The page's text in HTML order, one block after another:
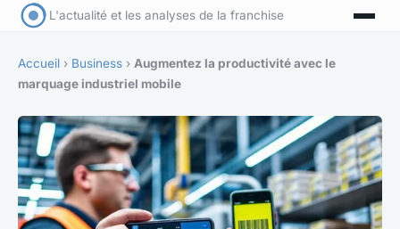
L'actualité et les analyses de la franchise
Accueil › Business › Augmentez la productivité avec le
marquage industriel mobile